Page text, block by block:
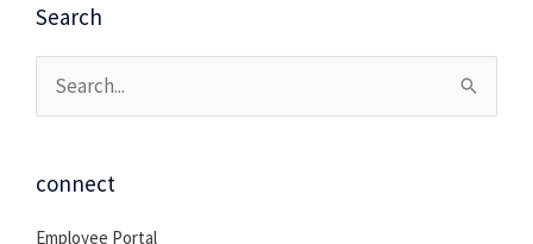
Search
Cari
untuk:
connect
Employee Portal